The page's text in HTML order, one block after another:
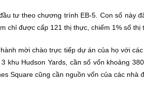
tư theo chương trình EB-5. Con số này
chỉ được cấp 121 thị thực, chiếm 1% số thị
mời chào trực tiếp dự án của họ với
khu Hudson Yards, cần số vốn khoảng
Square cũng cần nguồn vốn của các nhà